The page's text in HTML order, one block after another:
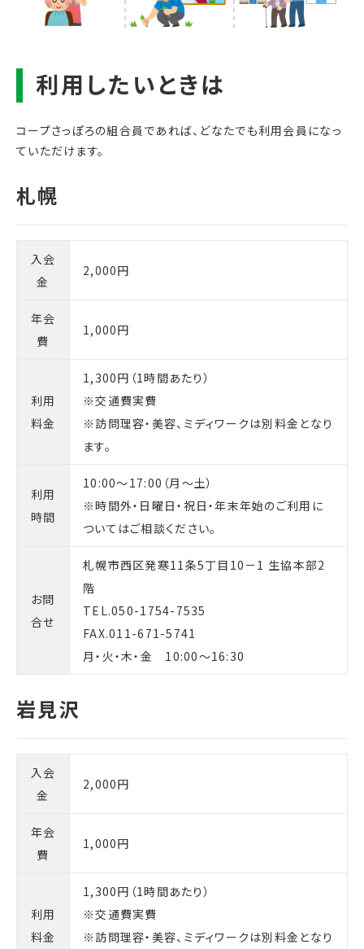
コープさっぽろの組合員であれば、どなたでも利用会員になっ
ていただけます。
入会
金
2,000円
年会
費
1,000円
利用
料金
1,300円（1時間あたり）
※交通費実費
※訪問理容・美容、ミディワークは別料金となり
ます。
利用
時間
10:00～17:00（月～土）
※時間外・日曜日・祝日・年末年始のご利用に
ついてはご相談ください。
お問
合せ
札幌市西区発寒11条5丁目10－1 生協本部2
階
TEL.050-1754-7535
FAX.011-671-5741
月・火・木・金 10:00～16:30
入会
金
2,000円
年会
費
1,000円
利用
料金
1,300円（1時間あたり）
※交通費実費
※訪問理容・美容、ミディワークは別料金となり